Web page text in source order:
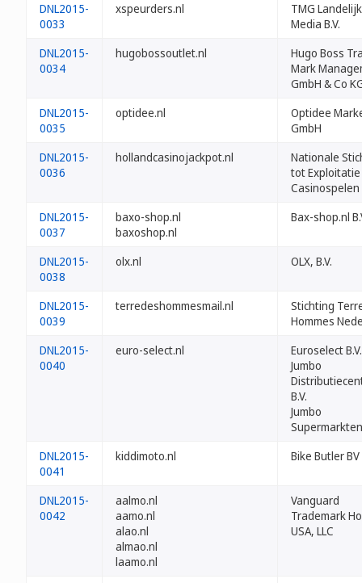
DNL2015-
0033
xspeurders.nl
TMG
Media B.V.
DNL2015-
0034
hugobossoutlet.nl
Hugo Boss
Mark
GmbH & Co
DNL2015-
0035
optidee.nl
Optidee
GmbH
DNL2015-
0036
hollandcasinojackpot.nl
Nationale
tot
Casinospelen
DNL2015-
0037
baxo-shop.nl
baxoshop.nl
Bax-shop.nl
DNL2015-
0038
olx.nl OLX, B.V.
DNL2015-
0039
terredeshommesmail.nl
Stichting
Hommes
DNL2015-
0040
euro-select.nl
Euroselect B.V.
Jumbo
B.V.
Jumbo
Supermarkten
DNL2015-
0041
kiddimoto.nl Bike Butler BV
DNL2015-
0042
aalmo.nl
aamo.nl
alao.nl
almao.nl
laamo.nl
Vanguard
Trademark
USA, LLC